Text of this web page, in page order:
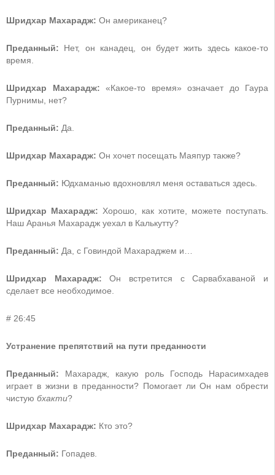
Шридхар Махарадж: Он американец?
Преданный: Нет, он канадец, он будет жить здесь какое-то
время.
Шридхар Махарадж: «Какое-то время» означает до Гаура
Пурнимы, нет?
Преданный: Да.
Шридхар Махарадж: Он хочет посещать Маяпур также?
Преданный: Юдхаманью вдохновлял меня оставаться здесь.
Шридхар Махарадж: Хорошо, как хотите, можете поступать.
Наш Аранья Махарадж уехал в Калькутту?
Преданный: Да, с Говиндой Махараджем и…
Шридхар Махарадж: Он встретится с Сарвабхаваной и
сделает все необходимое.
# 26:45
Устранение препятствий на пути преданности
Преданный: Махарадж, какую роль Господь Нарасимхадев
играет в жизни в преданности? Помогает ли Он нам обрести
чистую бхакти?
Шридхар Махарадж: Кто это?
Преданный: Гопадев.